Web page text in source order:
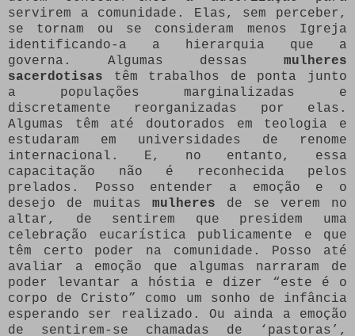
servirem a comunidade. Elas, sem perceber,
se tornam ou se consideram menos Igreja
identificando-a a hierarquia que a
governa. Algumas dessas mulheres
sacerdotisas têm trabalhos de ponta junto
a populações marginalizadas e
discretamente reorganizadas por elas.
Algumas têm até doutorados em teologia e
estudaram em universidades de renome
internacional. E, no entanto, essa
capacitação não é reconhecida pelos
prelados. Posso entender a emoção e o
desejo de muitas mulheres de se verem no
altar, de sentirem que presidem uma
celebração eucarística publicamente e que
têm certo poder na comunidade. Posso até
avaliar a emoção que algumas narraram de
poder levantar a hóstia e dizer “este é o
corpo de Cristo” como um sonho de infância
esperando ser realizado. Ou ainda a emoção
de sentirem-se chamadas de ‘pastoras’,